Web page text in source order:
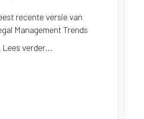
recente versie van
Management Trends
Lees verder...